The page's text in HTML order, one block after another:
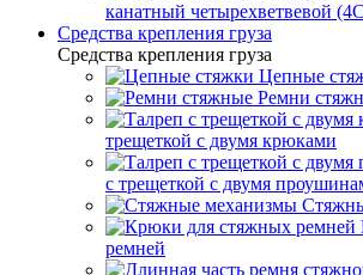
канатный четырехветвевой
Средства крепления груза
Средства крепления груза
Цепные
Ремни
трещеткой с двумя крюками
с трещеткой с двумя
ремней